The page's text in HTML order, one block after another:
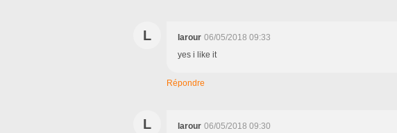
L larour 06/05/2018 09:33
yes i like it
Répondre
L larour 06/05/2018 09:30